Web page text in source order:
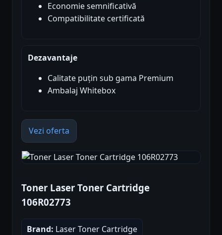
Economie semnificativă
Compatibilitate certificată
Dezavantaje
Calitate puțin sub gama Premium
Ambalaj Whitebox
Vezi oferta
Toner Laser Toner Cartridge
106R02773
Brand: Laser Toner Cartridge